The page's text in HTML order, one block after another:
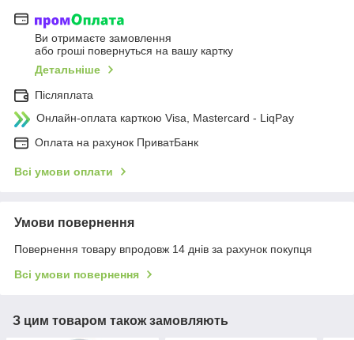
Ви отримаєте замовлення
або гроші повернуться на вашу картку
Детальніше
Післяплата
Онлайн-оплата карткою Visa, Mastercard - LiqPay
Оплата на рахунок ПриватБанк
Всі умови оплати
Умови повернення
Повернення товару впродовж 14 днів за рахунок покупця
Всі умови повернення
З цим товаром також замовляють